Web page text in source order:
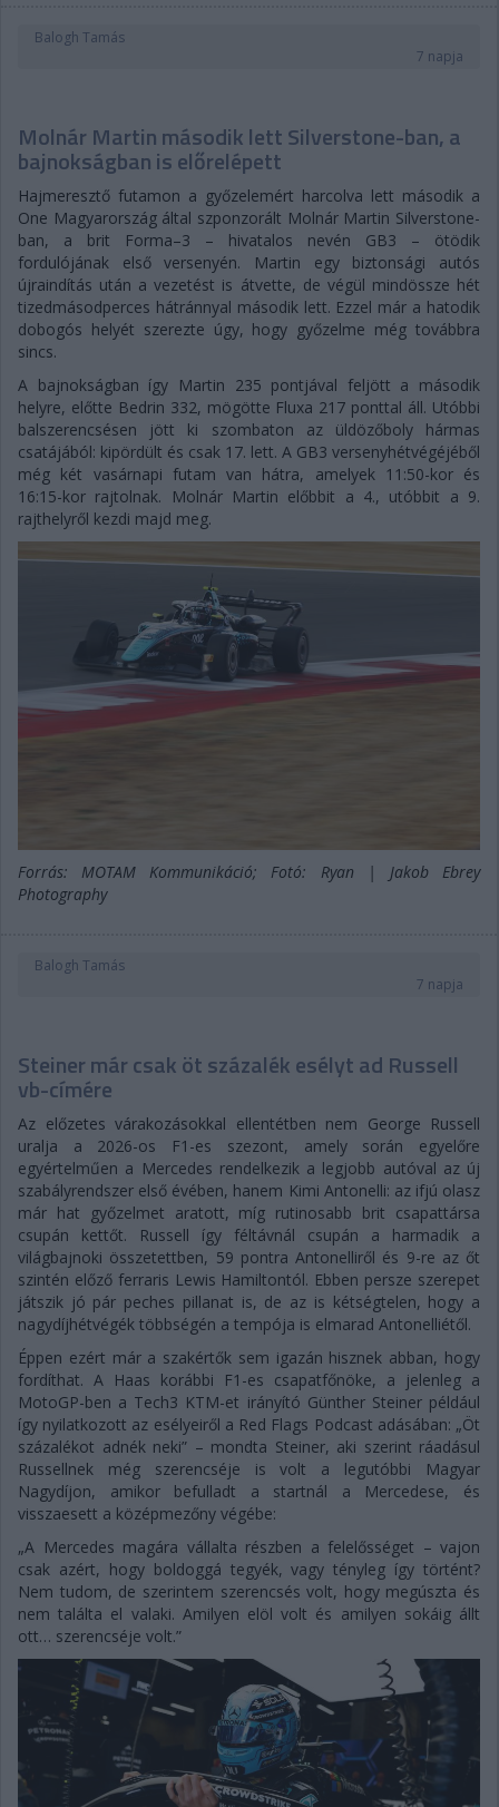
Balogh Tamás
7 napja
Molnár Martin második lett Silverstone-ban, a
bajnokságban is előrelépett
Hajmeresztő futamon a győzelemért harcolva lett második a
One Magyarország által szponzorált Molnár Martin Silverstone-
ban, a brit Forma–3 – hivatalos nevén GB3 – ötödik
fordulójának első versenyén. Martin egy biztonsági autós
újraindítás után a vezetést is átvette, de végül mindössze hét
tizedmásodperces hátránnyal második lett. Ezzel már a hatodik
dobogós helyét szerezte úgy, hogy győzelme még továbbra
sincs.
A bajnokságban így Martin 235 pontjával feljött a második
helyre, előtte Bedrin 332, mögötte Fluxa 217 ponttal áll. Utóbbi
balszerencsésen jött ki szombaton az üldözőboly hármas
csatájából: kipördült és csak 17. lett. A GB3 versenyhétvégéjéből
még két vasárnapi futam van hátra, amelyek 11:50-kor és
16:15-kor rajtolnak. Molnár Martin előbbit a 4., utóbbit a 9.
rajthelyről kezdi majd meg.
Forrás: MOTAM Kommunikáció; Fotó: Ryan | Jakob Ebrey
Photography
Balogh Tamás
7 napja
Steiner már csak öt százalék esélyt ad Russell
vb-címére
Az előzetes várakozásokkal ellentétben nem George Russell
uralja a 2026-os F1-es szezont, amely során egyelőre
egyértelműen a Mercedes rendelkezik a legjobb autóval az új
szabályrendszer első évében, hanem Kimi Antonelli: az ifjú olasz
már hat győzelmet aratott, míg rutinosabb brit csapattársa
csupán kettőt. Russell így féltávnál csupán a harmadik a
világbajnoki összetettben, 59 pontra Antonelliről és 9-re az őt
szintén előző ferraris Lewis Hamiltontól. Ebben persze szerepet
játszik jó pár peches pillanat is, de az is kétségtelen, hogy a
nagydíjhétvégék többségén a tempója is elmarad Antonelliétől.
Éppen ezért már a szakértők sem igazán hisznek abban, hogy
fordíthat. A Haas korábbi F1-es csapatfőnöke, a jelenleg a
MotoGP-ben a Tech3 KTM-et irányító Günther Steiner például
így nyilatkozott az esélyeiről a Red Flags Podcast adásában: „Öt
százalékot adnék neki” – mondta Steiner, aki szerint ráadásul
Russellnek még szerencséje is volt a legutóbbi Magyar
Nagydíjon, amikor befulladt a startnál a Mercedese, és
visszaesett a középmezőny végébe:
„A Mercedes magára vállalta részben a felelősséget – vajon
csak azért, hogy boldoggá tegyék, vagy tényleg így történt?
Nem tudom, de szerintem szerencsés volt, hogy megúszta és
nem találta el valaki. Amilyen elöl volt és amilyen sokáig állt
ott… szerencséje volt.”